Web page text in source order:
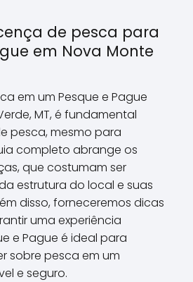
de pesca para
em Nova Monte
em um Pesque e Pague
MT, é fundamental
pesca, mesmo para
completo abrange os
que costumam ser
estrutura do local e suas
disso, forneceremos dicas
uma experiência
e Pague é ideal para
sobre pesca em um
e seguro.